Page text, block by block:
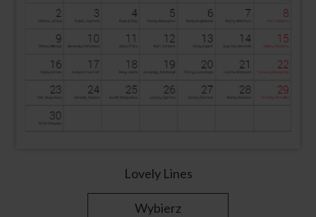
Lovely Lines
Wybierz